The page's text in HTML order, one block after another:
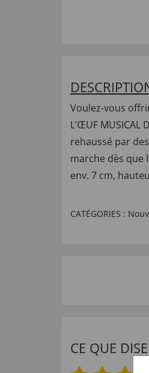
Voulez-vous
L’ŒUF
rehaussé par
marche dès que
env. 7 cm,
CATÉGORIES :
CE QUE